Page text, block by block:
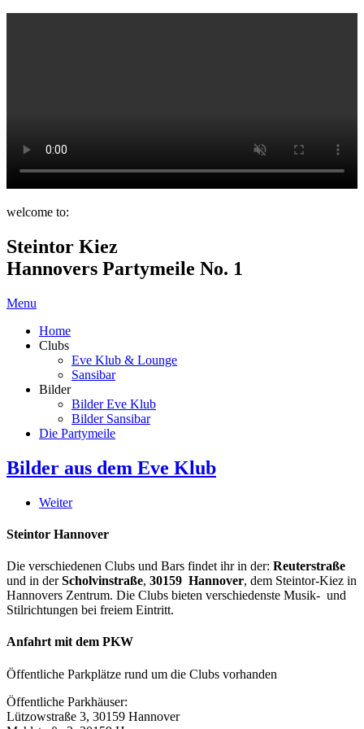
welcome to:
Steintor Kiez
Hannovers Partymeile No. 1
Menu
Home
Clubs
Eve Klub & Lounge
Sansibar
Bilder
Bilder Eve Klub
Bilder Sansibar
Die Partymeile
Bilder aus dem Eve Klub
Weiter
Steintor Hannover
Die verschiedenen Clubs und Bars findet ihr in der: Reuterstraße
und in derScholvinstraße, 30159 Hannover, dem Steintor-Kiez in
Hannovers Zentrum. Die Clubs bieten verschiedenste Musik- und
Stilrichtungen bei freiem Eintritt.
Anfahrt mit dem PKW
Öffentliche Parkplätze rund um die Clubs vorhanden
Öffentliche Parkhäuser:
Lützowstraße 3, 30159 Hannover